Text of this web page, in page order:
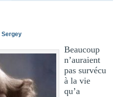
Sergey
Beaucoup
n’auraient
pas survécu
à la vie
qu’a